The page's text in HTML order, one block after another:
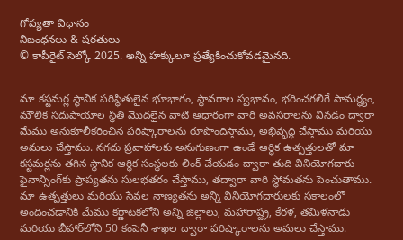
గోప్యతా విధానం
నిబంధనలు & షరతులు
© కాపీరైట్ సెల్కో 2025. అన్ని హక్కులూ ప్రత్యేకించుకోవడమైనది.
మా కస్టమర్ల స్థానిక పరిస్థితులైన భూభాగం, స్థావరాల స్వభావం, భరించగలిగే సామర్థ్యం, ​​
మౌలిక సదుపాయాల స్థితి మొదలైన వాటి ఆధారంగా వారి అవసరాలను వినడం ద్వారా
మేము అనుకూలీకరించిన పరిష్కారాలను రూపొందిస్తాము, అభివృద్ధి చేస్తాము మరియు
అమలు చేస్తాము. నగదు ప్రవాహాలకు అనుగుణంగా ఉండే ఆర్థిక ఉత్పత్తులతో మా
కస్టమర్లను తగిన స్థానిక ఆర్థిక సంస్థలకు లింక్ చేయడం ద్వారా తుది వినియోగదారు
ఫైనాన్సింగ్‌కు ప్రాప్యతను సులభతరం చేస్తాము, తద్వారా వారి స్థోమతను పెంచుతాము.
మా ఉత్పత్తులు మరియు సేవల నాణ్యతను అన్ని వినియోగదారులకు సకాలంలో
అందించడానికి మేము కర్ణాటకలోని అన్ని జిల్లాలు, మహారాష్ట్ర, కేరళ, తమిళనాడు
మరియు బీహార్‌లోని 50 కంపెనీ శాఖల ద్వారా పరిష్కారాలను అమలు చేస్తాము.